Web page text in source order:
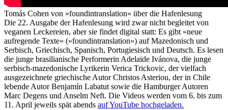
Tomás Cohen von »foundintranslation« über die Hafenlesung
Die 22. Ausgabe der Hafenlesung wird zwar nicht begleitet von
veganen Leckereien, aber sie findet digital statt: Es gibt »neue
aufregende Texte« (»foundintranslation«) auf Mazedonisch und
Serbisch, Griechisch, Spanisch, Portugiesisch und Deutsch. Es lesen
die junge brasilianische Performerin Adelaide Ivánova, die junge
serbisch-mazedonische Lyrikerin Verica Trickovic, der vielfach
ausgezeichnete griechische Autor Christos Asteriou, der in Chile
lebende Autor Benjamín Labatut sowie die Hamburger Autoren
Marc Degens und Anselm Neft. Die Videos werden vom 6. bis zum
11. April jeweils spät abends auf YouTube hochgeladen.